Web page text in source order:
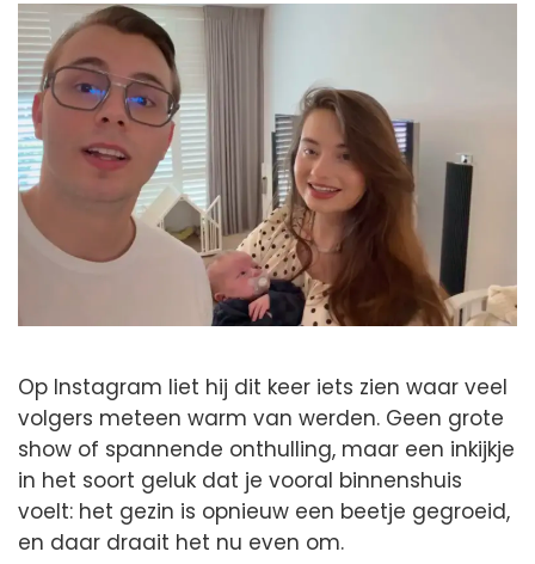
Op Instagram liet hij dit keer iets zien waar veel
volgers meteen warm van werden. Geen grote
show of spannende onthulling, maar een inkijkje
in het soort geluk dat je vooral binnenshuis
voelt: het gezin is opnieuw een beetje gegroeid,
en daar draait het nu even om.